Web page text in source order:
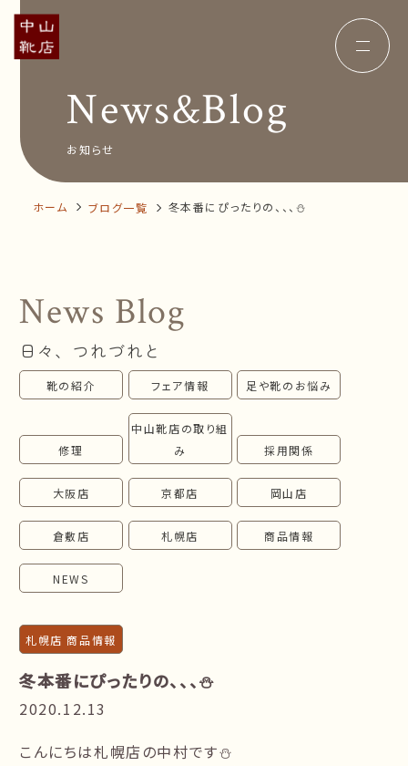
Concept コンセプト
Insole オーダー中敷き
News&Blog
Company 会社概要
オンラインショップ
お問い合わせ
News&Blog
お知らせ
ホーム ブログ一覧 冬本番にぴったりの、、、⛄
News Blog
日々、つれづれと
靴の紹介 フェア情報 足や靴のお悩み
修理
中山靴店の取り組
み
採用関係
大阪店 京都店 岡山店
倉敷店 札幌店 商品情報
NEWS
札幌店 商品情報
冬本番にぴったりの、、、⛄
2020.12.13
こんにちは札幌店の中村です⛄